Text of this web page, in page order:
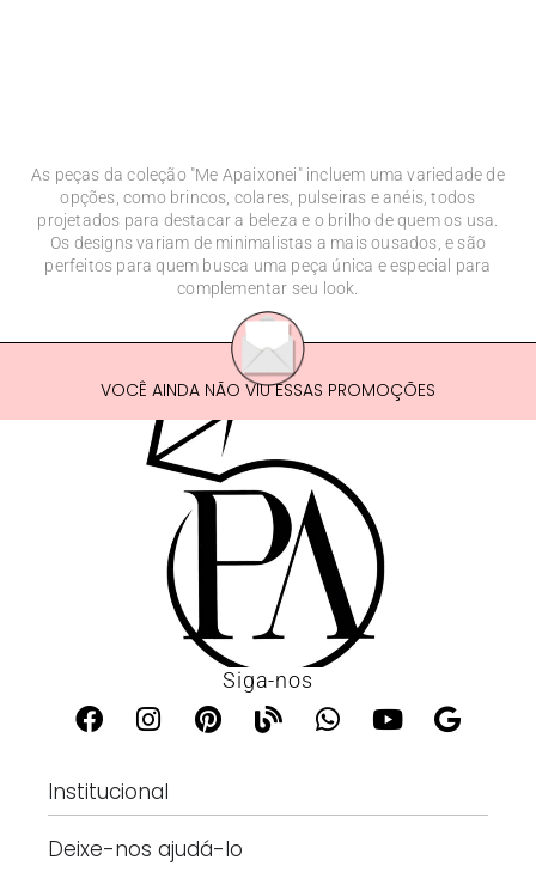
As peças da coleção "Me Apaixonei" incluem uma variedade de
opções, como brincos, colares, pulseiras e anéis, todos
projetados para destacar a beleza e o brilho de quem os usa.
Os designs variam de minimalistas a mais ousados, e são
perfeitos para quem busca uma peça única e especial para
complementar seu look.
VOCÊ AINDA NÃO VIU ESSAS PROMOÇÕES
Siga-nos
Institucional
Deixe-nos ajudá-lo